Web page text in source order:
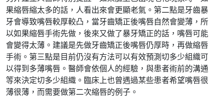
果縮唇縮太多的話，人看出來會更顯老氣。第二點是牙齒暴
牙會導致嘴唇較厚較凸，當牙齒矯正後嘴唇自然會變薄，所
以如果縮唇手術先做，後來又做了暴牙矯正的話，嘴唇可能
會變得太薄。建議是先做牙齒矯正後嘴唇仍厚時，再做縮唇
手術。第三點是目前仍沒有方法可以有效預測切多少組織可
以得到多薄嘴唇。醫師會依個人的經驗，與患者術前的溝通
等來決定切多少組織。臨床上也曾遇過某些患者希望嘴唇很
薄很薄，而需要做第二次縮唇的例子。